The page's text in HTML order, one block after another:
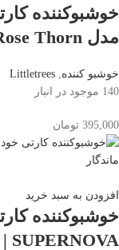
مدل Rose Thorn | رایحه رز ماندگار و اورجینال
خوشبو کننده,
Littletrees
140 موجود در انبار
395,000 تومان
افزودن به سبد خرید
خوشبوکننده
SUPERNOVA | رایحه تازه و ماندگار